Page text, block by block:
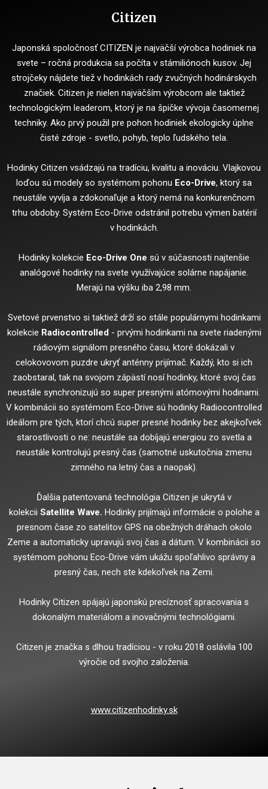
Citizen
Japonská spoločnosť CITIZEN je najväčší výrobca hodiniek na
svete – ročná produkcia sa počíta v stámiliónoch kusov. Jej
strojčeky nájdete tiež v hodinkách rady zvučných hodinárskych
značiek. Citizen je nielen najväčším výrobcom ale taktiež
technologickým leaderom, ktorý je na špičke vývoja časomernej
techniky. Ako prvý použil pre pohon hodiniek ekologicky úplne
čisté zdroje - svetlo, pohyb, teplo ľudského tela.
Hodinky Citizen vsádzajú na tradíciu, kvalitu a inováciu. Vlajkovou
loďou sú modely so systémom pohonu Eco-Drive, ktorý sa
neustále vyvíja a zdokonaľuje a ktorý nemá na konkurenčnom
trhu obdoby. Systém Eco-Drive odstránil potrebu výmen batérií
v hodinkách.
Hodinky kolekcie Eco-Drive One sú v súčasnosti najtenšie
analógové hodinky na svete využívajúce solárne napájanie.
Merajú na výšku iba 2,98 mm.
Svetové prvenstvo si taktiež drží so stále populárnymi hodinkami
kolekcie Radiocontrolled - prvými hodinkami na svete riadenými
rádiovým signálom presného času, ktoré dokázali v
celokovovom puzdre ukryť anténny prijímač. Každý, kto si ich
zaobstaral, tak na svojom zápästí nosí hodinky, ktoré svoj čas
neustále synchronizujú so super presnými atómovými hodinami.
V kombinácii so systémom Eco-Drive sú hodinky Radiocontrolled
ideálom pre tých, ktorí chcú super presné hodinky bez akejkoľvek
starostlivosti o ne: neustále sa dobíjajú energiou zo svetla a
neustále kontrolujú presný čas (samotné uskutočnia zmenu
zimného na letný čas a naopak).
Ďalšia patentovaná technológia Citizen je ukrytá v
kolekcii Satellite Wave. Hodinky prijímajú informácie o polohe a
presnom čase zo satelitov GPS na obežných dráhach okolo
Zeme a automaticky upravujú svoj čas a dátum. V kombinácii so
systémom pohonu Eco-Drive vám ukážu spoľahlivo správny a
presný čas, nech ste kdekoľvek na Zemi.
Hodinky Citizen spájajú japonskú precíznosť spracovania s
dokonalým materiálom a inovačnými technológiami.
Citizen je značka s dlhou tradíciou - v roku 2018 oslávila 100
výročie od svojho založenia.
www.citizenhodinky.sk